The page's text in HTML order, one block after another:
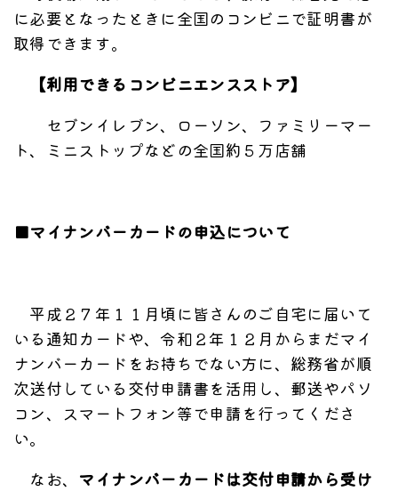
に必要となったときに全国のコンビニで証明書が
取得できます。
【利用できるコンビニエンスストア】
セブンイレブン、ローソン、ファミリーマー
ト、ミニストップなどの全国約５万店舗
■マイナンバーカードの申込について
平成２７年１１月頃に皆さんのご自宅に届いて
いる通知カードや、令和２年１２月からまだマイ
ナンバーカードをお持ちでない方に、総務省が順
次送付している交付申請書を活用し、郵送やパソ
コン、スマートフォン等で申請を行ってくださ
い。
なお、 マイナンバーカードは交付申請から受け